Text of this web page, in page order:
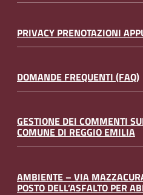
PRIVACY PRENOTAZIONI
DOMANDE FREQUENTI (FAQ)
GESTIONE DEI COMMENTI
COMUNE DI REGGIO EMILIA
AMBIENTE – VIA
POSTO DELL’ASFALTO PER